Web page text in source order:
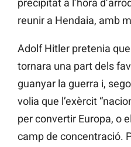
precipitat a l’hora
reunir a Hendaia, amb
Adolf Hitler pretenia
tornara una part dels
guanyar la guerra i,
volia que l’exèrcit
per convertir Europa, o
camp de concentració.